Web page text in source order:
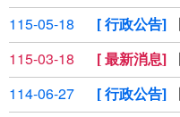
115-05-18
行政公告
115-03-18
最新消息
114-06-27
行政公告